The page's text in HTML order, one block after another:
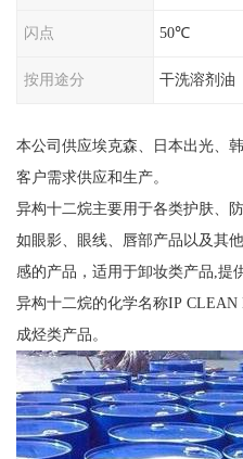
闪点 50℃
按用途分 干洗溶剂油
本公司供应埃克森、日本出光、
客户需求供应和生产。
异构十二烷主要用于各类护肤、
如眼影、眼线、唇部产品以及其
感的产品，适用于卸妆类产品,提
异构十二烷的化学名称IP
成烃类产品。